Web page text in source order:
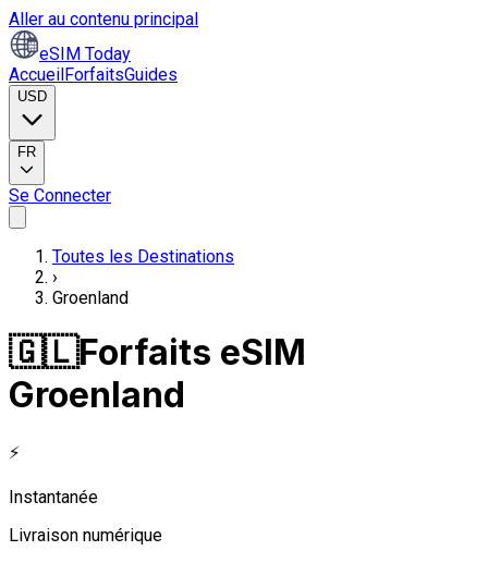
Aller au contenu principal
eSIM Today
AccueilForfaitsGuides
USD
FR
Se Connecter
Toutes les Destinations
›
Groenland
🇬🇱Forfaits eSIM
Groenland
⚡
Instantanée
Livraison numérique